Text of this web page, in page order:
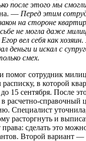
после этого мы
— Перед этим
на стороне
не могла даже
вел себя как
деньги и искал с
смех.
помог сотрудник
в которой
15 сентября. После
расчетно-справочный
Специалист
расторгнуть и
сделать это
Второй вариант —